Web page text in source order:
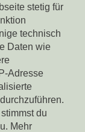
stetig für
technisch
Daten wie
Adresse
du
Mehr